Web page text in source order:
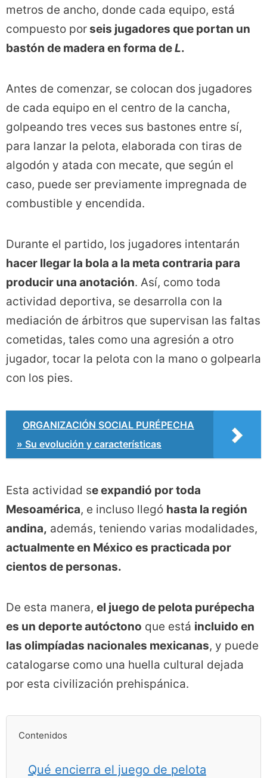
metros de ancho, donde cada equipo, está
compuesto porseis jugadores que portan un
bastón de madera en forma deL.
Antes de comenzar, se colocan dos jugadores
de cada equipo en el centro de la cancha,
golpeando tres veces sus bastones entre sí,
para lanzar la pelota, elaborada con tiras de
algodón y atada con mecate, que según el
caso, puede ser previamente impregnada de
combustible y encendida.
Durante el partido, los jugadores intentarán
hacer llegar la bola a la meta contraria para
producir una anotación. Así, como toda
actividad deportiva, se desarrolla con la
mediación de árbitros que supervisan las faltas
cometidas, tales como una agresión a otro
jugador, tocar la pelota con la mano o golpearla
con los pies.
ORGANIZACIÓN SOCIAL PURÉPECHA
» Su evolución y características
Esta actividad se expandió por toda
Mesoamérica, e incluso llegó hasta la región
andina, además, teniendo varias modalidades,
actualmente en México es practicada por
cientos de personas.
De esta manera, el juego de pelota purépecha
es un deporte autóctono que está incluido en
las olimpíadas nacionales mexicanas, y puede
catalogarse como una huella cultural dejada
por esta civilización prehispánica.
Contenidos
Qué encierra el juego de pelota